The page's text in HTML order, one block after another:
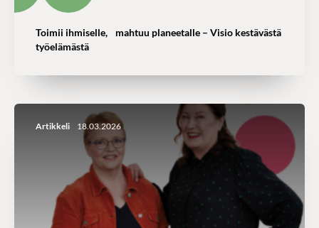
Toimii ihmiselle, mahtuu planeetalle – Visio kestävästä
työelämästä
Artikkeli 18.03.2026